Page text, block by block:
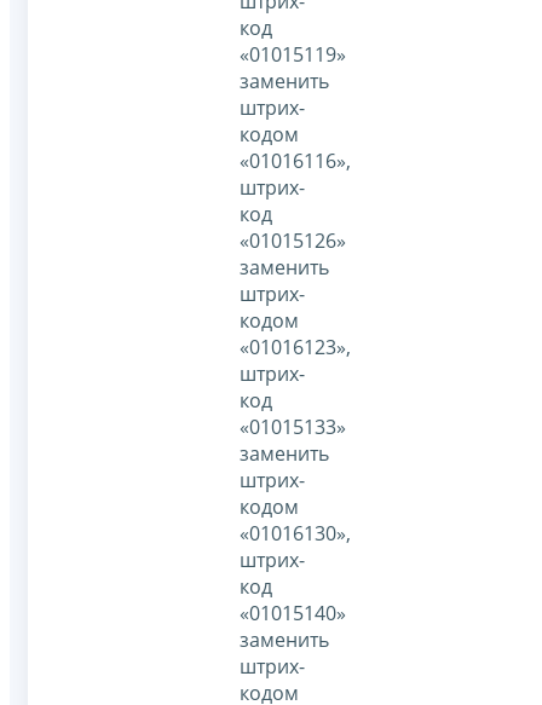
код
«01015119»
заменить
штрих-
кодом
«01016116»,
штрих-
код
«01015126»
заменить
штрих-
кодом
«01016123»,
штрих-
код
«01015133»
заменить
штрих-
кодом
«01016130»,
штрих-
код
«01015140»
заменить
штрих-
кодом